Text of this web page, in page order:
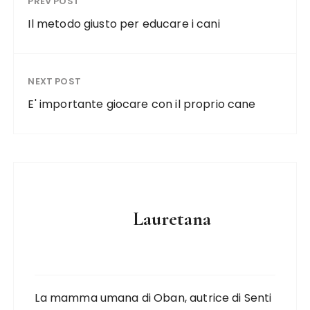
Il metodo giusto per educare i cani
NEXT POST
E' importante giocare con il proprio cane
Lauretana
La mamma umana di Oban, autrice di Senti